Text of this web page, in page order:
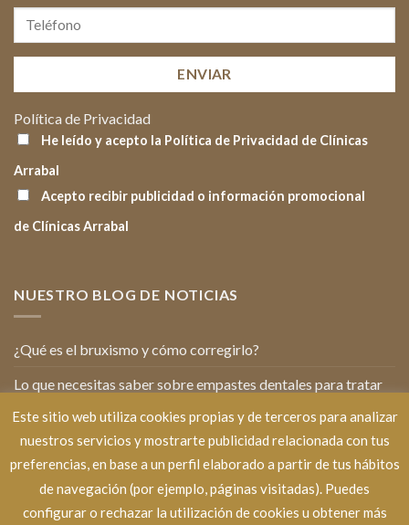
Política de Privacidad
He leído y acepto la Política de Privacidad de Clínicas
Arrabal
Acepto recibir publicidad o información promocional
de Clínicas Arrabal
NUESTRO BLOG DE NOTICIAS
¿Qué es el bruxismo y cómo corregirlo?
Lo que necesitas saber sobre empastes dentales para tratar
Cómo cuidar la salud bucodental de tus hijos
10 curiosidades que desconocías de la Odontología
7 consejos para perder el miedo al dentista
Este sitio web utiliza cookies propias y de terceros para analizar
nuestros servicios y mostrarte publicidad relacionada con tus
preferencias, en base a un perfil elaborado a partir de tus hábitos
de navegación (por ejemplo, páginas visitadas). Puedes
configurar o rechazar la utilización de cookies u obtener más